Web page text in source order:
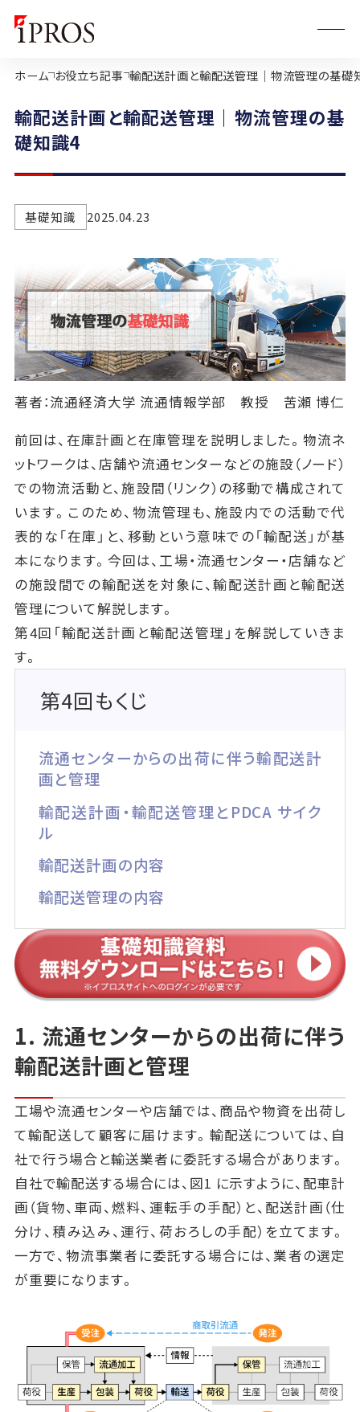
ホーム お役立ち記事 輸配送計画と輸配送管理｜物流管理の基礎
輸配送計画と輸配送管理｜物流管理の基
礎知識4
基礎知識 2025.04.23
著者：流通経済大学 流通情報学部 教授 苦瀬 博仁
前回は、在庫計画と在庫管理を説明しました。物流ネ
ットワークは、店舗や流通センターなどの施設（ノード）
での物流活動と、施設間（リンク）の移動で構成されて
います。このため、物流管理も、施設内での活動で代
表的な「在庫」と、移動という意味での「輸配送」が基
本になります。今回は、工場・流通センター・店舗など
の施設間での輸配送を対象に、輸配送計画と輸配送
管理について解説します。
第4回「輸配送計画と輸配送管理」を解説していきま
す。
第4回もくじ
流通センターからの出荷に伴う輸配送計
画と管理
輸配送計画・輸配送管理とPDCA サイク
ル
輸配送計画の内容
輸配送管理の内容
1. 流通センターからの出荷に伴う
輸配送計画と管理
工場や流通センターや店舗では、商品や物資を出荷し
て輸配送して顧客に届けます。輸配送については、自
社で行う場合と輸送業者に委託する場合があります。
自社で輸配送する場合には、図1 に示すように、配車計
画（貨物、車両、燃料、運転手の手配）と、配送計画（仕
分け、積み込み、運行、荷おろしの手配）を立てます。
一方で、物流事業者に委託する場合には、業者の選定
が重要になります。